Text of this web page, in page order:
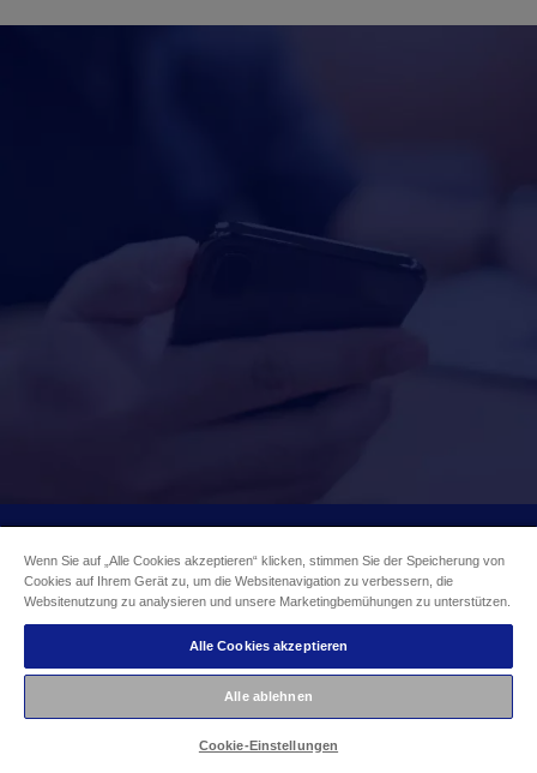
Möchten Sie mehr
erfahren?
Wenn Sie auf „Alle Cookies akzeptieren“ klicken, stimmen Sie der Speicherung von
Cookies auf Ihrem Gerät zu, um die Websitenavigation zu verbessern, die
Websitenutzung zu analysieren und unsere Marketingbemühungen zu unterstützen.
Alle Cookies akzeptieren
Alle ablehnen
Cookie-Einstellungen